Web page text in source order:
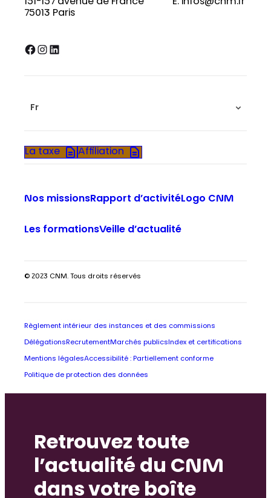
75013 Paris
Facebook InstagramLinkedIn
Fr
La taxe Affiliation
Nos missionsRapport d’activitéLogo CNM
Les formationsVeille d’actualité
© 2023 CNM. Tous droits réservés
Règlement intérieur des instances et des commissions
Délégations RecrutementMarchés publics Index et certifications
Mentions légalesAccessibilité : Partiellement conforme
Politique de protection des données
Retrouvez toute
l’actualité du CNM
dans votre boîte